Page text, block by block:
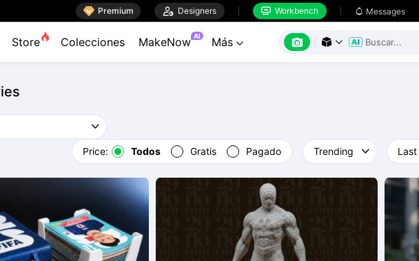
 Premium  Designers  Workbench  Messages
Store Colecciones MakeNow AI Más    
Price: Todos Gratis Pagado